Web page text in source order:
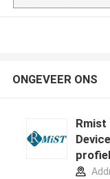
ONGEVEER ONS
Rmist
profiel